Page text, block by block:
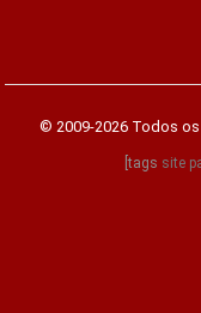
© 2009-2026 Todos
[tags site